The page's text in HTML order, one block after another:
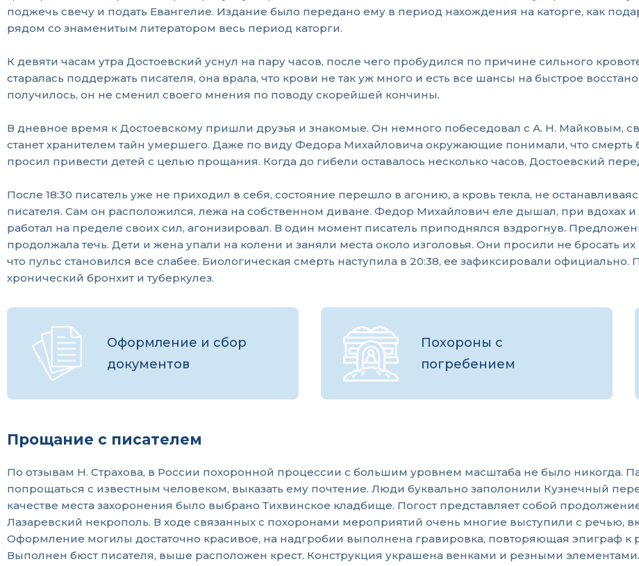
поджечь свечу и подать Евангелие. Издание было передано ему в период нахождения на каторге, как
рядом со знаменитым литератором весь период каторги.
К девяти часам утра Достоевский уснул на пару часов, после чего пробудился по причине сильного
старалась поддержать писателя, она врала, что крови не так уж много и есть все шансы на быстрое
получилось, он не сменил своего мнения по поводу скорейшей кончины.
В дневное время к Достоевскому пришли друзья и знакомые. Он немного побеседовал с А. Н. Майковым,
станет хранителем тайн умершего. Даже по виду Федора Михайловича окружающие понимали, что смерть
просил привести детей с целью прощания. Когда до гибели оставалось несколько часов, Достоевский
После 18:30 писатель уже не приходил в себя, состояние перешло в агонию, а кровь текла, не
писателя. Сам он расположился, лежа на собственном диване. Федор Михайлович еле дышал, при вдохах и
работал на пределе своих сил, агонизировал. В один момент писатель приподнялся вздрогнув.
продолжала течь. Дети и жена упали на колени и заняли места около изголовья. Они просили не бросать
что пульс становился все слабее. Биологическая смерть наступила в 20:38, ее зафиксировали
хронический бронхит и туберкулез.
Оформление и сбор
документов
Похороны с
погребением
Прощание с писателем
По отзывам Н. Страхова, в России похоронной процессии с большим уровнем масштаба не было никогда.
попрощаться с известным человеком, выказать ему почтение. Люди буквально заполонили Кузнечный
качестве места захоронения было выбрано Тихвинское кладбище. Погост представляет собой
Лазаревский некрополь. В ходе связанных с похоронами мероприятий очень многие выступили с речью,
Оформление могилы достаточно красивое, на надгробии выполнена гравировка, повторяющая эпиграф к
Выполнен бюст писателя, выше расположен крест. Конструкция украшена венками и резными элементами.